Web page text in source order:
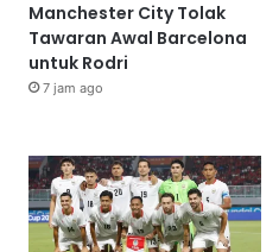
Manchester City Tolak
Tawaran Awal Barcelona
untuk Rodri
7 jam ago